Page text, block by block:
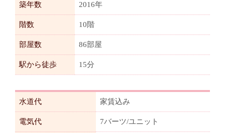
築年数 2016年
階数 10階
部屋数 86部屋
駅から徒歩 15分
水道代 家賃込み
電気代 7バーツ/ユニット